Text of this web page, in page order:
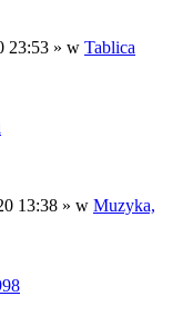
23:53 » w Tablica
13:38 » w Muzyka,